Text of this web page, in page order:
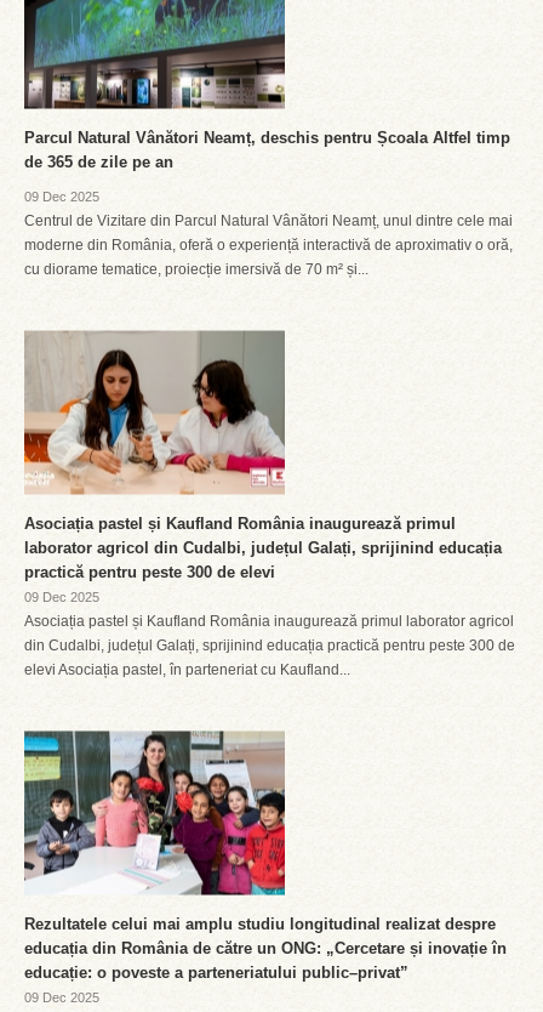
Parcul Natural Vânători Neamț, deschis pentru Școala Altfel timp
de 365 de zile pe an
09 Dec 2025
Centrul de Vizitare din Parcul Natural Vânători Neamț, unul dintre cele mai
moderne din România, oferă o experiență interactivă de aproximativ o oră,
cu diorame tematice, proiecție imersivă de 70 m² și...
Asociația pastel și Kaufland România inaugurează primul
laborator agricol din Cudalbi, județul Galați, sprijinind educația
practică pentru peste 300 de elevi
09 Dec 2025
Asociația pastel și Kaufland România inaugurează primul laborator agricol
din Cudalbi, județul Galați, sprijinind educația practică pentru peste 300 de
elevi Asociația pastel, în parteneriat cu Kaufland...
Rezultatele celui mai amplu studiu longitudinal realizat despre
educația din România de către un ONG: „Cercetare și inovație în
educație: o poveste a parteneriatului public–privat”
09 Dec 2025